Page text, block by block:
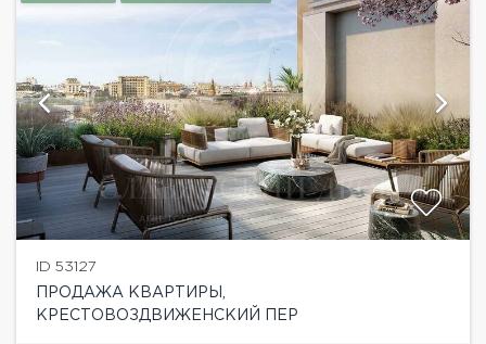
ID 53127
ПРОДАЖА КВАРТИРЫ,
КРЕСТОВОЗДВИЖЕНСКИЙ ПЕР